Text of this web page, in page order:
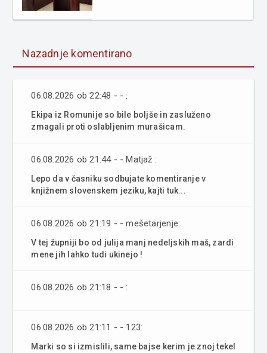
Nazadnje komentirano
06.08.2026 ob 22:48 - - :
Ekipa iz Romunije so bile boljše in zasluženo
zmagali proti oslabljenim murašicam.
06.08.2026 ob 21:44 - - Matjaž :
Lepo da v časniku sodbujate komentiranje v
knjižnem slovenskem jeziku, kajti tuk...
06.08.2026 ob 21:19 - - mešetarjenje:
V tej župniji bo od julija manj nedeljskih maš, zardi
mene jih lahko tudi ukinejo !
06.08.2026 ob 21:18 - - :
06.08.2026 ob 21:11 - - 123:
Marki so si izmislili, same bajse kerim je znoj tekel